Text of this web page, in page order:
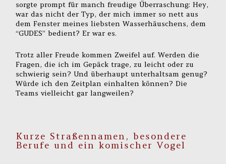
sorgte prompt für manch freudige Überraschung: Hey,
war das nicht der Typ, der mich immer so nett aus
dem Fenster meines liebsten Wasserhäuschens, dem
“GUDES” bedient? Er war es.
Trotz aller Freude kommen Zweifel auf. Werden die
Fragen, die ich im Gepäck trage, zu leicht oder zu
schwierig sein? Und überhaupt unterhaltsam genug?
Würde ich den Zeitplan einhalten können? Die
Teams vielleicht gar langweilen?
Kurze Straßennamen, besondere
Berufe und ein komischer Vogel